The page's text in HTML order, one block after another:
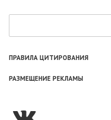
ПРАВИЛА ЦИТИРОВАНИЯ
РАЗМЕЩЕНИЕ РЕКЛАМЫ